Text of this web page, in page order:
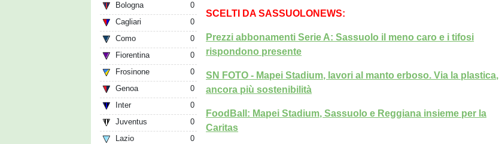
Bologna
0
Cagliari
0
Como
0
Fiorentina
0
Frosinone
0
Genoa
0
Inter
0
Juventus
0
Lazio
0
SCELTI DA SASSUOLONEWS:
Prezzi abbonamenti Serie A: Sassuolo il meno caro e i tifosi
rispondono presente
SN FOTO - Mapei Stadium, lavori al manto erboso. Via la plastica,
ancora più sostenibilità
FoodBall: Mapei Stadium, Sassuolo e Reggiana insieme per la
Caritas